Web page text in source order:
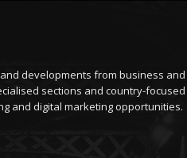
developments from business and
sections and country-focused
and digital marketing opportunities.